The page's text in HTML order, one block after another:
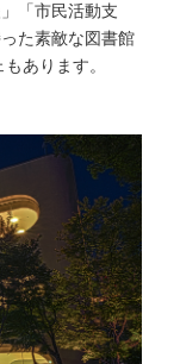
「市民活動支
た素敵な図書館
あります。